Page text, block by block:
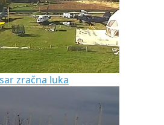
zračna luka